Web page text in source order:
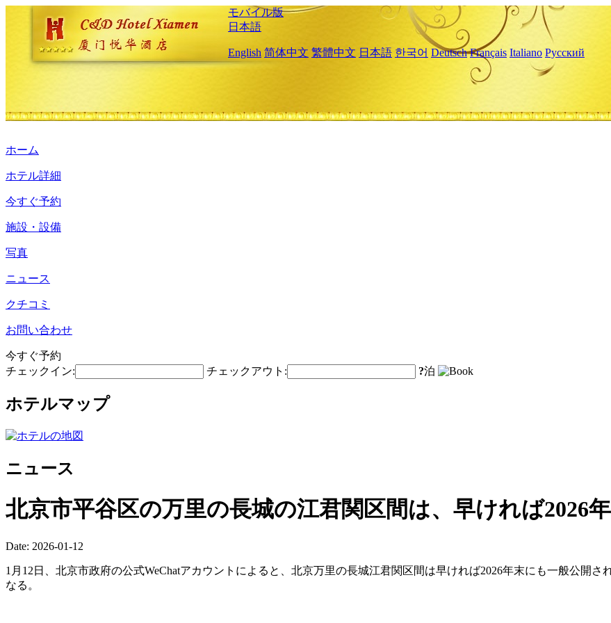
モバイル版
日本語
English 简体中文 繁體中文 日本語 한국어 Deutsch Français Italiano Русский
ホーム
ホテル詳細
今すぐ予約
施設・設備
写真
ニュース
クチコミ
お問い合わせ
今すぐ予約
チェックイン:
チェックアウト: ?泊
ホテルマップ
ニュース
北京市平谷区の万里の長城の江君関区間は、早ければ2026
Date: 2026-01-12
1月12日、北京市政府の公式WeChatアカウントによると、北京万里の長城江君関区間は早ければ2026年末にも一般公開
なる。